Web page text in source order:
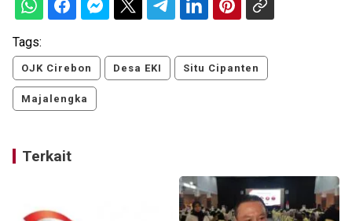
Tags:
OJK Cirebon Desa EKI Situ Cipanten
Majalengka
Terkait